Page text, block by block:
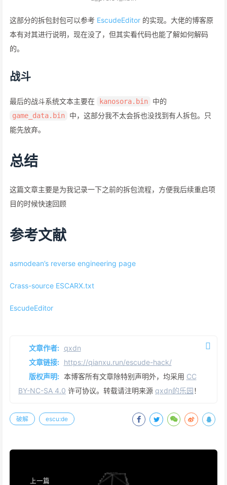
这部分的拆包封包可以参考 EscudeEditor 的实现。大佬的博客原
本有对其进行说明，现在没了，但其实看代码也能了解如何解码
的。
战斗
最后的战斗系统文本主要在 kanosora.bin 中的
game_data.bin
中，这部分我不太会拆也没找到有人拆包。只
能先放弃。
总结
这篇文章主要是为我记录一下之前的拆包流程，方便我后续重启项
目的时候快速回顾
参考文献
asmodean’s reverse engineering page
Crass-source ESCARX.txt
EscudeEditor
文章作者: qxdn
文章链接: https://qianxu.run/escude-hack/
版权声明: 本博客所有文章除特别声明外，均采用 CC
BY-NC-SA 4.0 许可协议。转载请注明来源 qxdn的乐园！
破解 escu:de
上一篇